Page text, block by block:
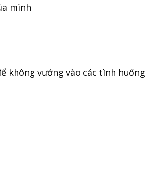
mình.
không vướng vào các tình huống